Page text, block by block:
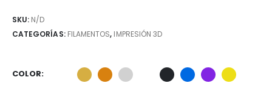
SKU: N/D
CATEGORÍAS: FILAMENTOS, IMPRESIÓN 3D
COLOR